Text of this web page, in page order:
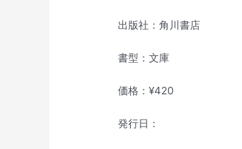
出版社：角川書店
書型：文庫
価格：¥420
発行日：